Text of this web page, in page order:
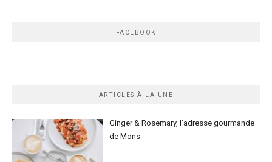
FACEBOOK
ARTICLES À LA UNE
Ginger & Rosemary, l’adresse gourmande
de Mons